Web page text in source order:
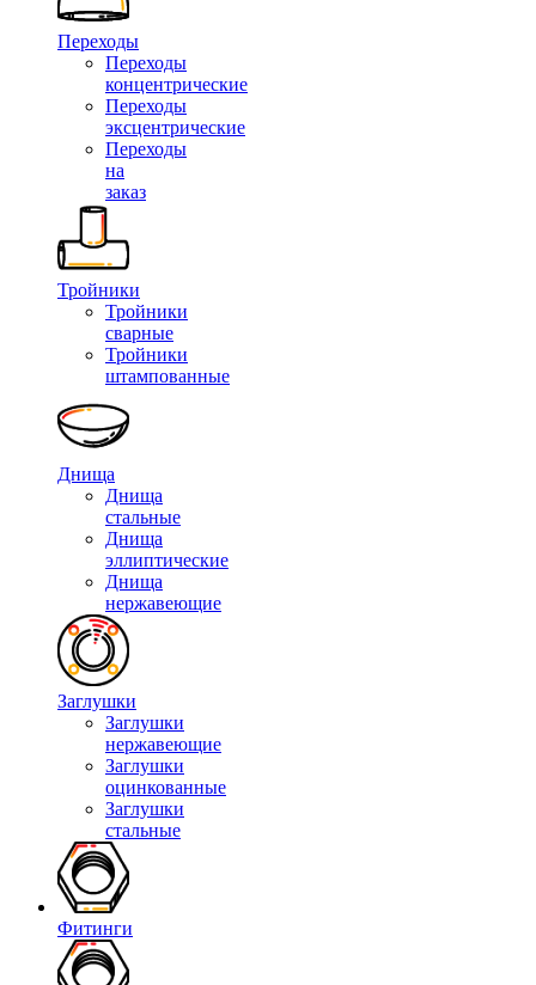
Переходы
Переходы
концентрические
Переходы
эксцентрические
Переходы
на
заказ
Тройники
Тройники
сварные
Тройники
штампованные
Днища
Днища
стальные
Днища
эллиптические
Днища
нержавеющие
Заглушки
Заглушки
нержавеющие
Заглушки
оцинкованные
Заглушки
стальные
Фитинги